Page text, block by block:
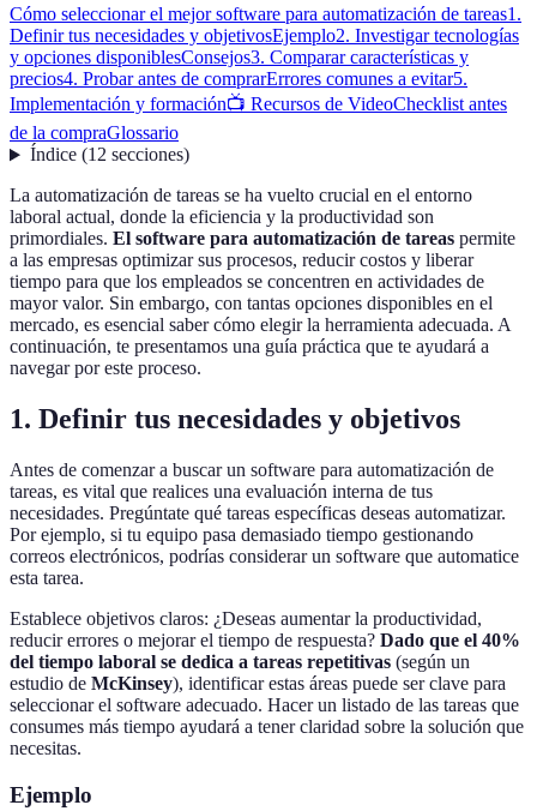
Cómo seleccionar el mejor software para automatización de tareas1.
Definir tus necesidades y objetivosEjemplo2. Investigar tecnologías
y opciones disponiblesConsejos3. Comparar características y
precios4. Probar antes de comprarErrores comunes a evitar5.
Implementación y formación📺 Recursos de VideoChecklist antes
de la compraGlossario
Índice(12 secciones)
La automatización de tareas se ha vuelto crucial en el entorno
laboral actual, donde la eficiencia y la productividad son
primordiales. El software para automatización de tareas permite
a las empresas optimizar sus procesos, reducir costos y liberar
tiempo para que los empleados se concentren en actividades de
mayor valor. Sin embargo, con tantas opciones disponibles en el
mercado, es esencial saber cómo elegir la herramienta adecuada. A
continuación, te presentamos una guía práctica que te ayudará a
navegar por este proceso.
1. Definir tus necesidades y objetivos
Antes de comenzar a buscar un software para automatización de
tareas, es vital que realices una evaluación interna de tus
necesidades. Pregúntate qué tareas específicas deseas automatizar.
Por ejemplo, si tu equipo pasa demasiado tiempo gestionando
correos electrónicos, podrías considerar un software que automatice
esta tarea.
Establece objetivos claros: ¿Deseas aumentar la productividad,
reducir errores o mejorar el tiempo de respuesta? Dado que el 40%
del tiempo laboral se dedica a tareas repetitivas (según un
estudio de McKinsey), identificar estas áreas puede ser clave para
seleccionar el software adecuado. Hacer un listado de las tareas que
consumes más tiempo ayudará a tener claridad sobre la solución que
necesitas.
Ejemplo